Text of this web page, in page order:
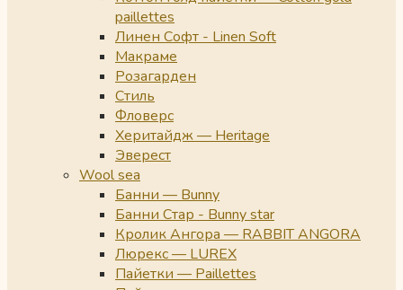
paillettes
Линен Софт - Linen Soft
Макраме
Розагарден
Стиль
Фловерс
Херитайдж — Heritage
Эверест
Wool sea
Банни — Bunny
Банни Стар - Bunny star
Кролик Ангора — RABBIT ANGORA
Люрекс — LUREX
Пайетки — Paillettes